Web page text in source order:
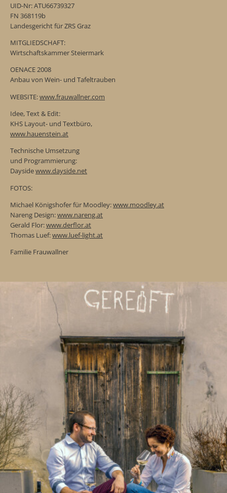
UID-Nr: ATU66739327
FN 368119b
Landesgericht für ZRS Graz
MITGLIEDSCHAFT:
Wirtschaftskammer Steiermark
OENACE 2008
Anbau von Wein- und Tafeltrauben
WEBSITE:www.frauwallner.com
Idee, Text & Edit:
KHS Layout- und Textbüro,
www.hauenstein.at
Technische Umsetzung
und Programmierung:
Daysidewww.dayside.net
FOTOS:
Michael Königshofer für Moodley:www.moodley.at
Nareng Design:www.nareng.at
Gerald Flor:www.derflor.at
Thomas Luef:www.luef-light.at
Familie Frauwallner